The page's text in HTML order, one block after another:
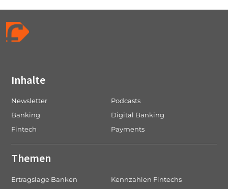
Inhalte
Newsletter
Podcasts
Banking
Digital Banking
Fintech
Payments
Themen
Ertragslage Banken
Kennzahlen Fintechs